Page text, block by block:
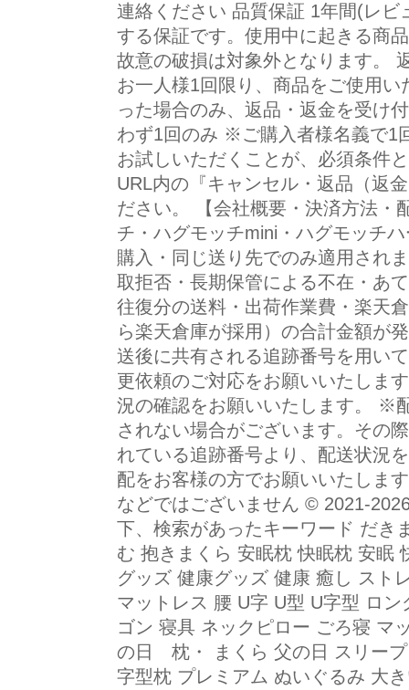
連絡ください 品質保証 1年間(レ
する保証です。使用中に起きる商
故意の破損は対象外となります。
お一人様1回限り、商品をご使用
った場合のみ、返品・返金を受け
わず1回のみ ※ご購入者様名義で1
お試しいただくことが、必須条件
URL内の『キャンセル・返品（返
ださい。 【会社概要・決済方法・
チ・ハグモッチmini・ハグモッチ
購入・同じ送り先でのみ適用され
取拒否・長期保管による不在・あ
往復分の送料・出荷作業費・楽天
ら楽天倉庫が採用）の合計金額が
送後に共有される追跡番号を用い
更依頼のご対応をお願いいたしま
況の確認をお願いいたします。 ※
されない場合がございます。その
れている追跡番号より、配送状況
配をお客様の方でお願いいたしま
などではございません © 2021-
下、検索があったキーワード だき
む 抱きまくら 安眠枕 快眠枕 安眠
グッズ 健康グッズ 健康 癒し スト
マットレス 腰 U字 U型 U字型 ロ
ゴン 寝具 ネックピロー ごろ寝 マ
の日 枕・ まくら 父の日 スリー
字型枕 プレミアム ぬいぐるみ 大